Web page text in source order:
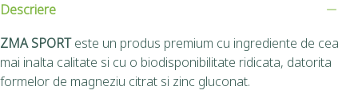
Descriere
ZMA SPORTeste un produs premium cu ingrediente de cea
mai inalta calitate si cu o biodisponibilitate ridicata, datorita
formelor de magneziu citrat si zinc gluconat.